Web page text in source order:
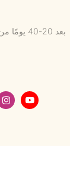
بعد 20-40 يومًا من تأكيد السحب